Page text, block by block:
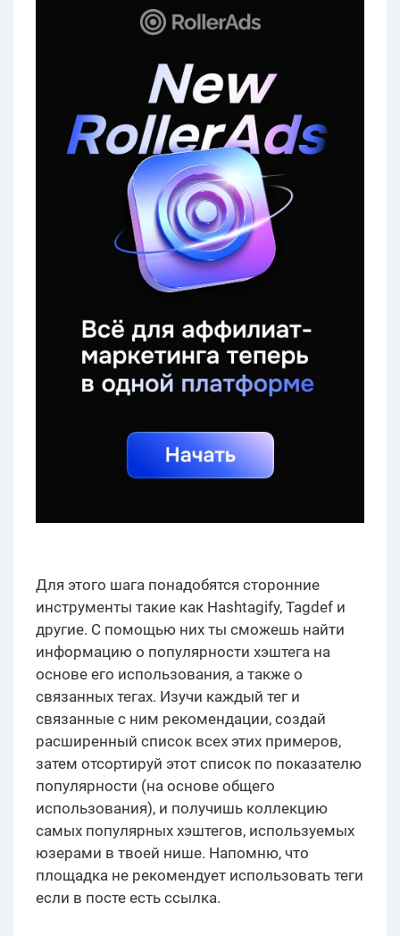
Для этого шага понадобятся сторонние
инструменты такие как Hashtagify, Tagdef и
другие. С помощью них ты сможешь найти
информацию о популярности хэштега на
основе его использования, а также о
связанных тегах. Изучи каждый тег и
связанные с ним рекомендации, создай
расширенный список всех этих примеров,
затем отсортируй этот список по показателю
популярности (на основе общего
использования), и получишь коллекцию
самых популярных хэштегов, используемых
юзерами в твоей нише. Напомню, что
площадка не рекомендует использовать теги
если в посте есть ссылка.